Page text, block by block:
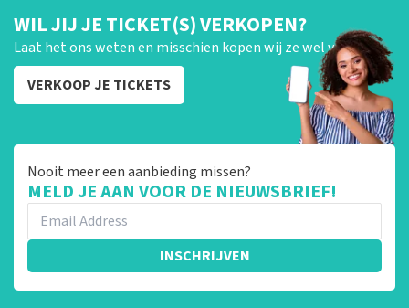
WIL JIJ JE TICKET(S) VERKOPEN?
Laat het ons weten en misschien kopen wij ze wel van je!
VERKOOP JE TICKETS
Nooit meer een aanbieding missen?
MELD JE AAN VOOR DE NIEUWSBRIEF!
INSCHRIJVEN